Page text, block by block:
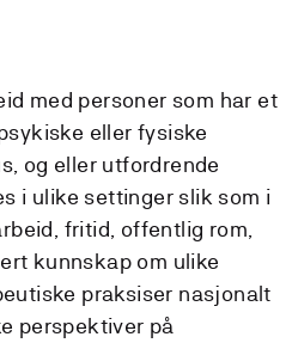
med personer som har et
eller fysiske
og eller utfordrende
i ulike settinger slik som i
fritid, offentlig rom,
kunnskap om ulike
praksiser nasjonalt
perspektiver på